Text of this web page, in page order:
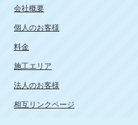
会社概要
個人のお客様
料金
施工エリア
法人のお客様
相互リンクページ